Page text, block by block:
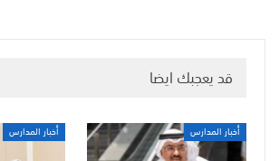
قد يعجبك ايضا
أخبار المدارس أخبار المدارس